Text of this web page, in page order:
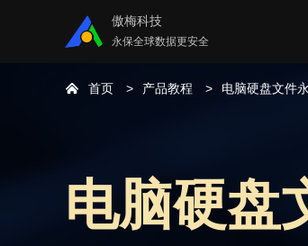
傲梅科技
永保全球数据更安全
首页 产品教程 电脑硬盘文件
电脑硬盘